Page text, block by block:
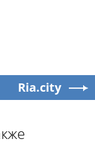
Ria.city